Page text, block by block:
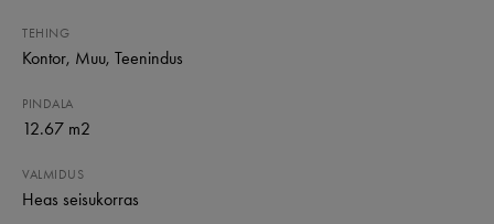
TEHING
Kontor, Muu, Teenindus
PINDALA
12.67 m2
VALMIDUS
Heas seisukorras